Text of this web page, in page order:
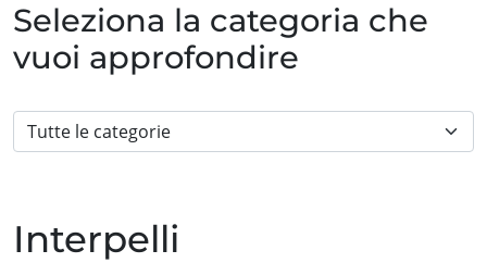
Seleziona la categoria che
vuoi approfondire
Interpelli